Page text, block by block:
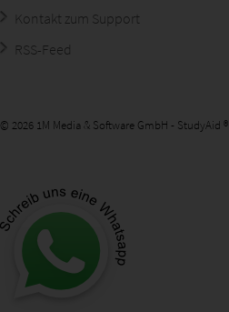
Kontakt zum Support
RSS-Feed
© 2026 1M Media & Software GmbH - StudyAid ®